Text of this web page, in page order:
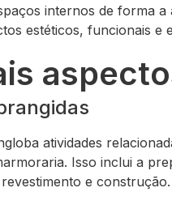
internos de forma
estéticos, funcionais e
atividades
Isso inclui a
e construção.